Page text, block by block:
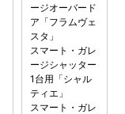
ージオーバード
ア「フラムヴェ
スタ」
スマート・ガレ
ージシャッター
1台用「シャル
ティエ」
スマート・ガレ